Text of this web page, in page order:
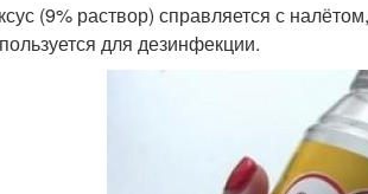
(9% раствор) справляется с
для дезинфекции.